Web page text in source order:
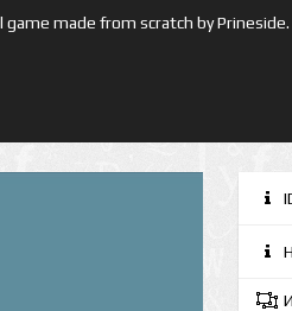
made from scratch by Prineside.